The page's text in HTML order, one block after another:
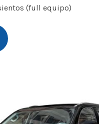
(full equipo)